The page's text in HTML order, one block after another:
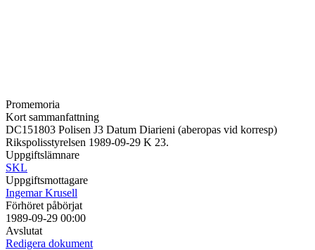
Promemoria
Kort sammanfattning
DC151803 Polisen J3 Datum Diarieni (aberopas vid korresp)
Rikspolisstyrelsen 1989-09-29 K 23.
Uppgiftslämnare
SKL
Uppgiftsmottagare
Ingemar Krusell
Förhöret påbörjat
1989-09-29 00:00
Avslutat
Redigera dokument